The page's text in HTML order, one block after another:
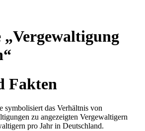
Fakten
symbolisiert das Verhältnis von
zu angezeigten Vergewaltigern
pro Jahr in Deutschland.